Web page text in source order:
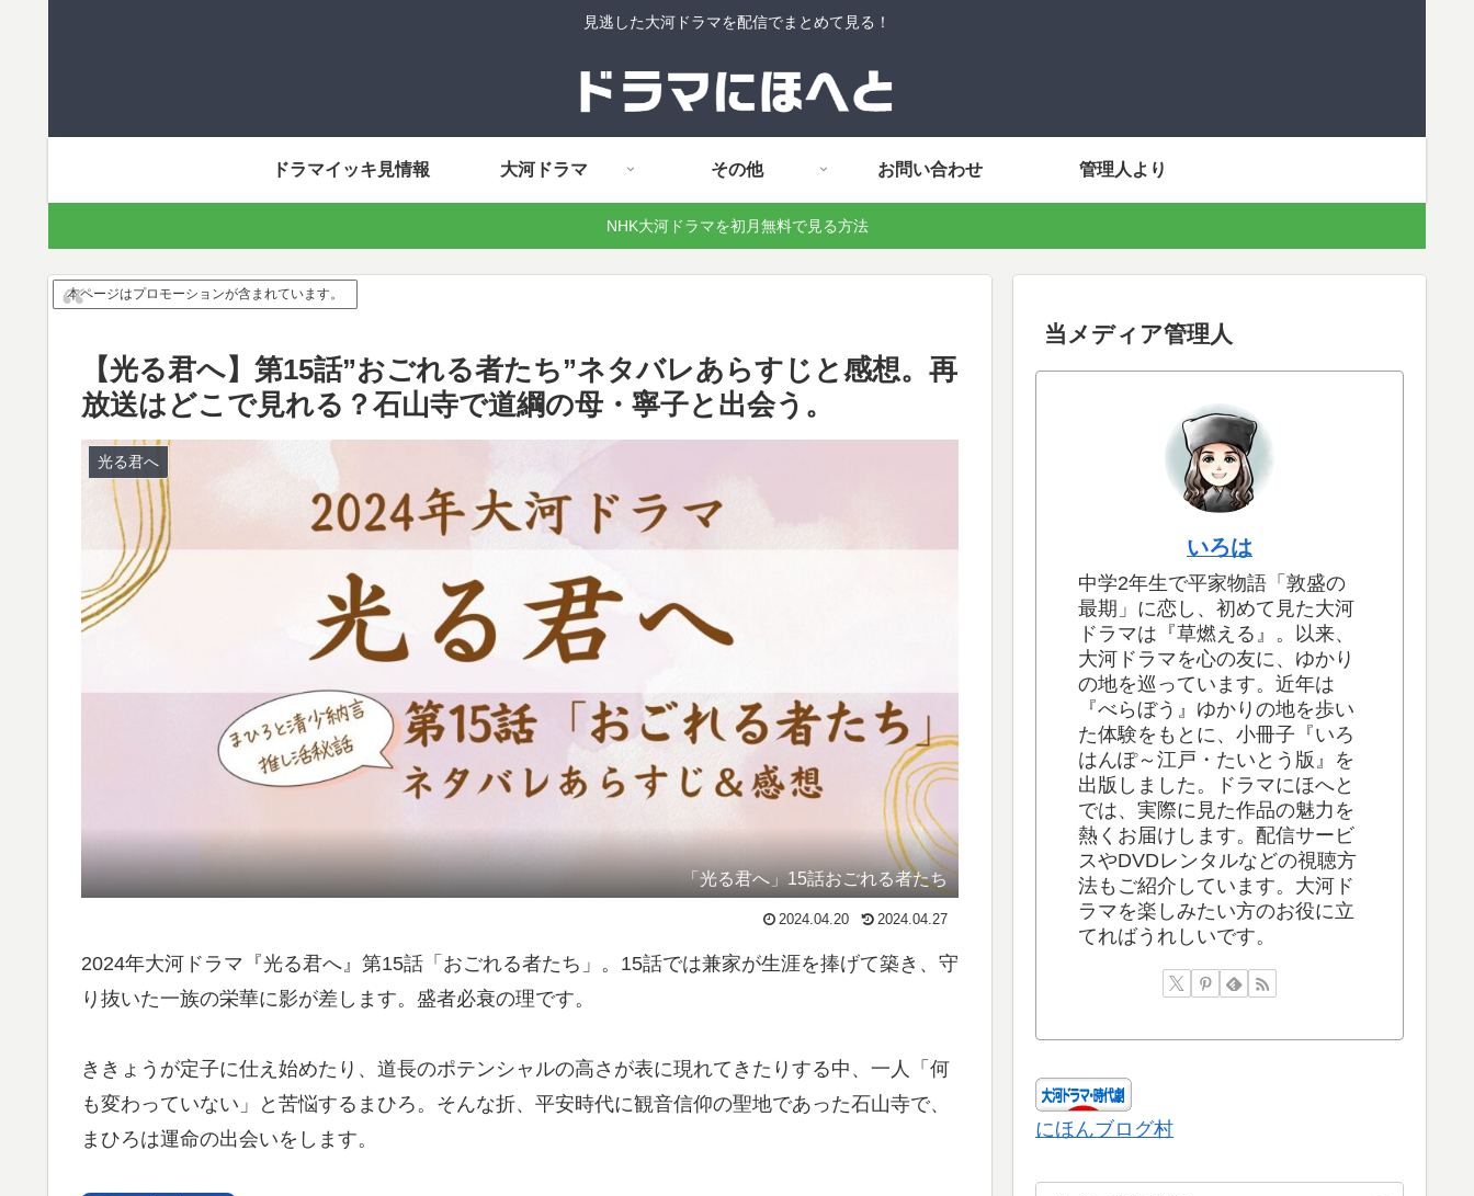
見逃した大河ドラマを配信でまとめて見る！
ドラマイッキ見情報 大河ドラマ その他 お問い合わせ 管理人より
NHK大河ドラマを初月無料で見る方法
本ページはプロモーションが含まれています。
【光る君へ】第15話”おごれる者たち”ネタバレあらすじと感想。再
放送はどこで見れる？石山寺で道綱の母・寧子と出会う。
光る君へ
「光る君へ」15話おごれる者たち
2024.04.20 2024.04.27
2024年大河ドラマ『光る君へ』第15話「おごれる者たち」。15話では兼家が生涯を捧げて築き、守
り抜いた一族の栄華に影が差します。盛者必衰の理です。
ききょうが定子に仕え始めたり、道長のポテンシャルの高さが表に現れてきたりする中、一人「何
も変わっていない」と苦悩するまひろ。そんな折、平安時代に観音信仰の聖地であった石山寺で、
まひろは運命の出会いをします。
当メディア管理人
いろは
中学2年生で平家物語「敦盛の
最期」に恋し、初めて見た大河
ドラマは『草燃える』。以来、
大河ドラマを心の友に、ゆかり
の地を巡っています。近年は
『べらぼう』ゆかりの地を歩い
た体験をもとに、小冊子『いろ
はんぽ～江戸・たいとう版』を
出版しました。ドラマにほへと
では、実際に見た作品の魅力を
熱くお届けします。配信サービ
スやDVDレンタルなどの視聴方
法もご紹介しています。大河ド
ラマを楽しみたい方のお役に立
てればうれしいです。
にほんブログ村